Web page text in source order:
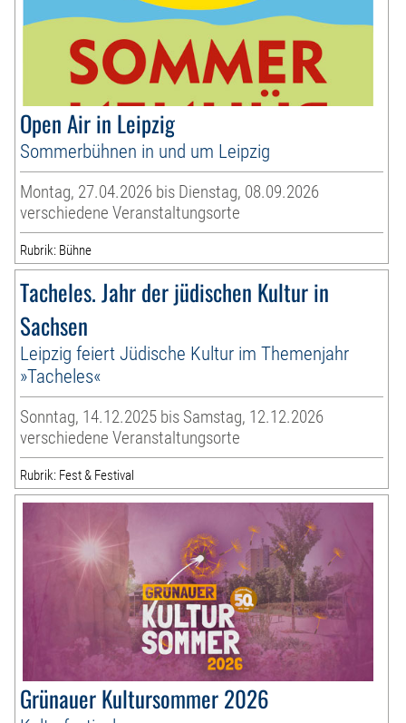
Open Air in Leipzig
Sommerbühnen in und um Leipzig
Montag, 27.04.2026 bis Dienstag, 08.09.2026
verschiedene Veranstaltungsorte
Rubrik: Bühne
Tacheles. Jahr der jüdischen Kultur in
Sachsen
Leipzig feiert Jüdische Kultur im Themenjahr
»Tacheles«
Sonntag, 14.12.2025 bis Samstag, 12.12.2026
verschiedene Veranstaltungsorte
Rubrik: Fest & Festival
Grünauer Kultursommer 2026